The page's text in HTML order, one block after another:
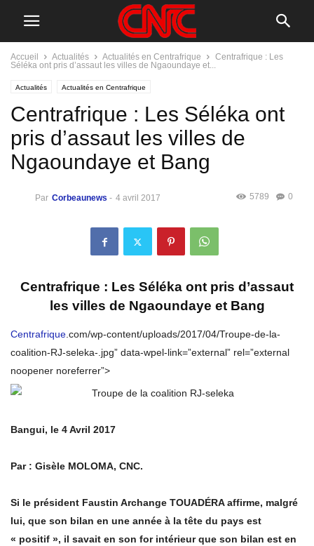
Accueil Actualités Actualités en Centrafrique
Centrafrique : Les
Séléka ont pris d’assaut les villes de Ngaoundaye et...
Actualités Actualités en Centrafrique
Centrafrique : Les Séléka ont
pris d’assaut les villes de
Ngaoundaye et Bang
Par Corbeaunews - 4 avril 2017 0
5789
Centrafrique : Les Séléka ont pris d’assaut
les villes de Ngaoundaye et Bang
Centrafrique.com/wp-content/uploads/2017/04/Troupe-de-la-
coalition-RJ-seleka-.jpg” data-wpel-link=”external” rel=”external
noopener noreferrer”>
Bangui, le 4 Avril 2017
Par : Gisèle MOLOMA, CNC.
Si le président Faustin Archange TOUADÉRA affirme, malgré
lui, que son bilan en une année à la tête du pays est
« positif », il savait en son for intérieur que son bilan est en